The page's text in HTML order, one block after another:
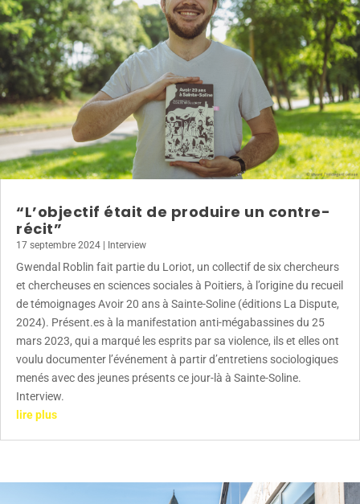
“L’objectif était de produire un contre-
récit”
17 septembre 2024 Interview
Gwendal Roblin fait partie du Loriot, un collectif de six chercheurs
et chercheuses en sciences sociales à Poitiers, à l’origine du recueil
de témoignages Avoir 20 ans à Sainte-Soline (éditions La Dispute,
2024). Présent.es à la manifestation anti-mégabassines du 25
mars 2023, qui a marqué les esprits par sa violence, ils et elles ont
voulu documenter l’événement à partir d’entretiens sociologiques
menés avec des jeunes présents ce jour-là à Sainte-Soline.
Interview.
lire plus